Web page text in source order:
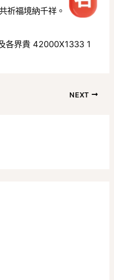
祈福境納千祥。
NEXT